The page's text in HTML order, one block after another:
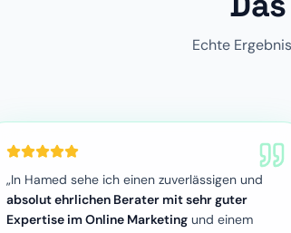
Echte
„In Hamed sehe ich einen zuverlässigen und
absolut ehrlichen Berater mit sehr guter
Expertise im Online Marketing und einem